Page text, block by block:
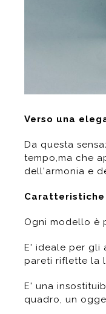
Verso una
Da questa
tempo,ma che
dell'armonia e
Ogni modello è
E' ideale per gli
pareti riflette la
E' una
quadro, un